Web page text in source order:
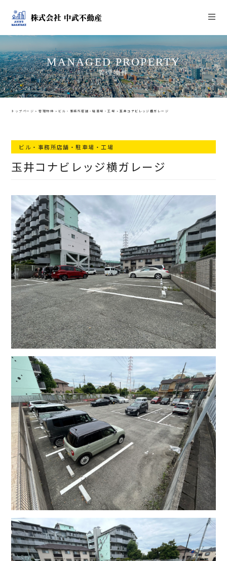
MANAGED PROPERTY
管理物件
トップページ >管理物件 > ビル・事務所店舗・駐車場・工場 >玉井コナビレッジ横ガレージ
ビル・事務所店舗・駐車場・工場
玉井コナビレッジ横ガレージ